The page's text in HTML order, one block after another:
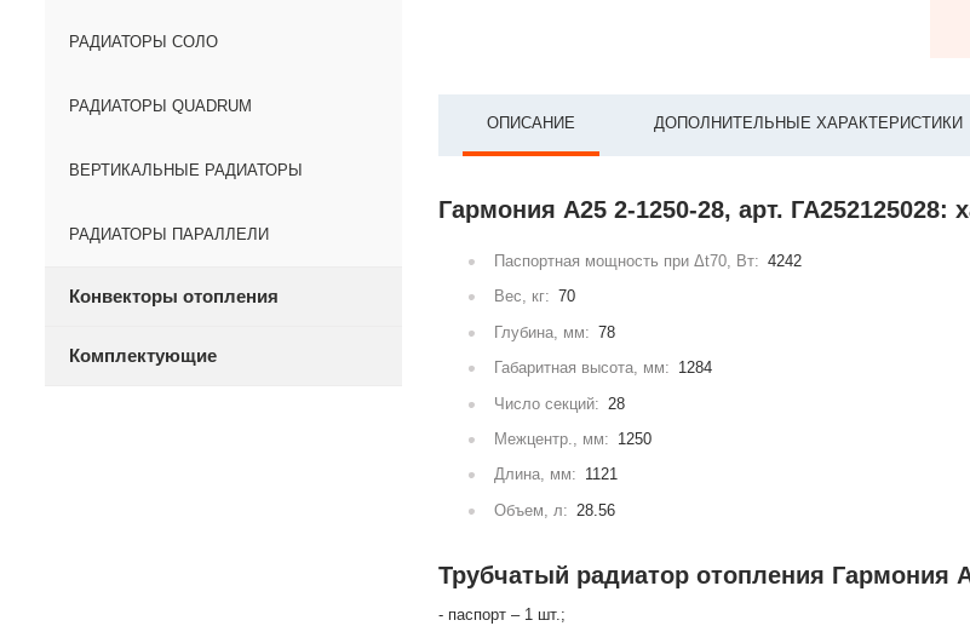
РАДИАТОРЫ СОЛО
РАДИАТОРЫ QUADRUM
ВЕРТИКАЛЬНЫЕ РАДИАТОРЫ
РАДИАТОРЫ ПАРАЛЛЕЛИ
Конвекторы отопления
Комплектующие
ОПИСАНИЕ ДОПОЛНИТЕЛЬНЫЕ ХАРАКТЕРИСТИКИ
Гармония А25 2-1250-28, арт. ГА252125028:
Паспортная мощность при Δt70, Вт: 4242
Вес, кг: 70
Глубина, мм: 78
Габаритная высота, мм: 1284
Число секций: 28
Межцентр., мм: 1250
Длина, мм: 1121
Объем, л: 28.56
Трубчатый радиатор отопления Гармония
- паспорт – 1 шт.;